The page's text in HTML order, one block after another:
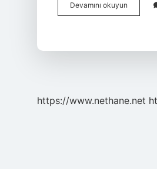
Devamını okuyun
https://www.nethane.net